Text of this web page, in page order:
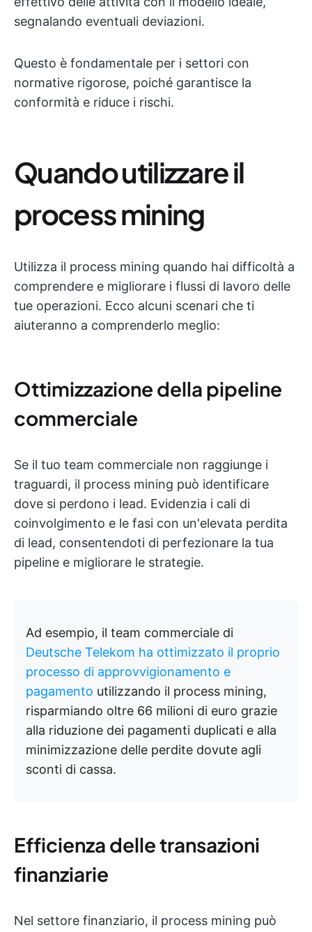
segnalando eventuali deviazioni.
Questo è fondamentale per i settori con
normative rigorose, poiché garantisce la
conformità e riduce i rischi.
Quando utilizzare il
process mining
Utilizza il process mining quando hai difficoltà a
comprendere e migliorare i flussi di lavoro delle
tue operazioni. Ecco alcuni scenari che ti
aiuteranno a comprenderlo meglio:
Ottimizzazione della pipeline
commerciale
Se il tuo team commerciale non raggiunge i
traguardi, il process mining può identificare
dove si perdono i lead. Evidenzia i cali di
coinvolgimento e le fasi con un'elevata perdita
di lead, consentendoti di perfezionare la tua
pipeline e migliorare le strategie.
Ad esempio, il team commerciale di
Deutsche Telekom ha ottimizzato il proprio
processo di approvvigionamento e
pagamento utilizzando il process mining,
risparmiando oltre 66 milioni di euro grazie
alla riduzione dei pagamenti duplicati e alla
minimizzazione delle perdite dovute agli
sconti di cassa.
Efficienza delle transazioni
finanziarie
Nel settore finanziario, il process mining può